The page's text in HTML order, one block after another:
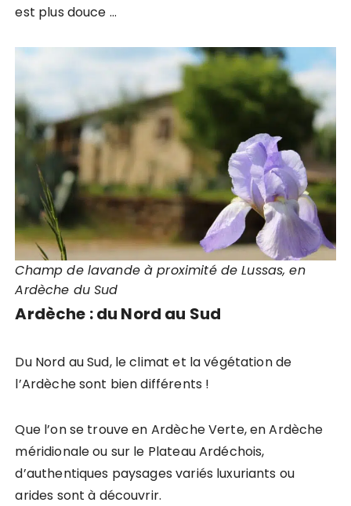
est plus douce …
Champ de lavande à proximité de Lussas, en
Ardèche du Sud
Ardèche : du Nord au Sud
Du Nord au Sud, le climat et la végétation de
l’Ardèche sont bien différents !
Que l’on se trouve en Ardèche Verte, en Ardèche
méridionale ou sur le Plateau Ardéchois,
d’authentiques paysages variés luxuriants ou
arides sont à découvrir.